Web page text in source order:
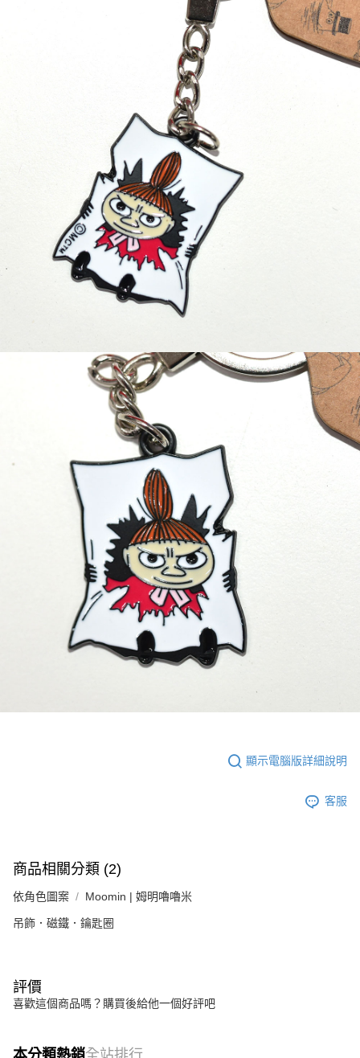
顯示電腦版詳細說明
客服
商品相關分類 (2)
依角色圖案 Moomin | 姆明嚕嚕米
吊飾．磁鐵．鑰匙圈
評價
喜歡這個商品嗎？購買後給他一個好評吧